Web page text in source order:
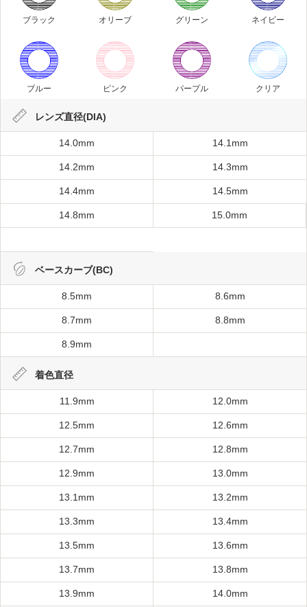
ブラック オリーブ グリーン ネイビー
ブルー ピンク パープル クリア
レンズ直径(DIA)
14.0mm 14.1mm
14.2mm 14.3mm
14.4mm 14.5mm
14.8mm 15.0mm
ベースカーブ(BC)
8.5mm 8.6mm
8.7mm 8.8mm
8.9mm
着色直径
11.9mm 12.0mm
12.5mm 12.6mm
12.7mm 12.8mm
12.9mm 13.0mm
13.1mm 13.2mm
13.3mm 13.4mm
13.5mm 13.6mm
13.7mm 13.8mm
13.9mm 14.0mm